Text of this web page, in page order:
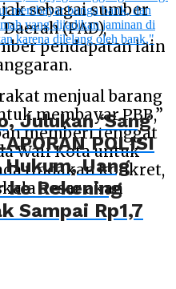
sebagai sumber
(PAD),
pendapatan lain
menjual barang
membayar PBB,”
memberi tenggat
Wali Kota untuk
tindakan konkret,
besar akan
Julukan ‘Sang
POLISI
Uang
Rekening
Sampai Rp1,7